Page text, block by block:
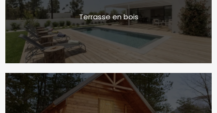
Terrasse en bois